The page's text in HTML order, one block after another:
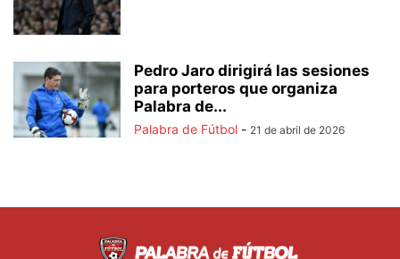
Pedro Jaro dirigirá las sesiones
para porteros que organiza
Palabra de...
Palabra de Fútbol - 21 de abril de 2026